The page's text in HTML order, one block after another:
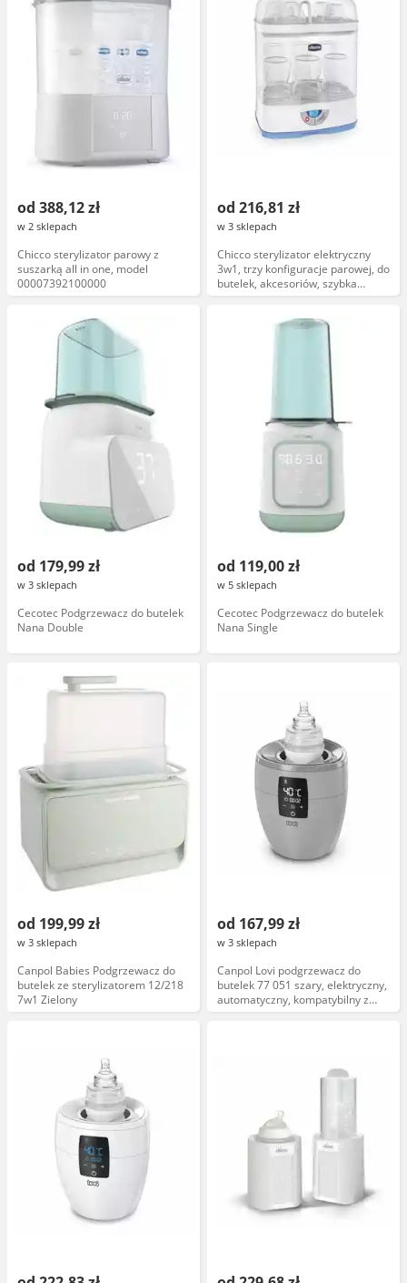
od 388,12 zł
w 2 sklepach
Chicco sterylizator parowy z
suszarką all in one, model
00007392100000
od 216,81 zł
w 3 sklepach
Chicco sterylizator elektryczny
3w1, trzy konfiguracje parowej, do
butelek, akcesoriów, szybka
sterylizacja
od 179,99 zł
w 3 sklepach
Cecotec Podgrzewacz do butelek
Nana Double
od 119,00 zł
w 5 sklepach
Cecotec Podgrzewacz do butelek
Nana Single
od 199,99 zł
w 3 sklepach
Canpol Babies Podgrzewacz do
butelek ze sterylizatorem 12/218
7w1 Zielony
od 167,99 zł
w 3 sklepach
Canpol Lovi podgrzewacz do
butelek 77 051 szary, elektryczny,
automatyczny, kompatybilny z
butelkami o pojemności do 330 ml